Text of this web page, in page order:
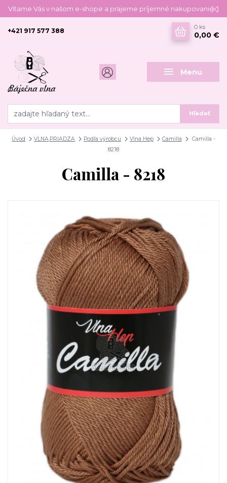
Vítame Vás v našom e-shope a prajeme príjemné nakupovanie :)
Menu
Hľadať
+421 917 577 388
0 ks
0,00 €
Úvod VLNA,PRIADZA Podľa výrobcu Vlna Hep Camilla
Camilla -
8218
Camilla - 8218